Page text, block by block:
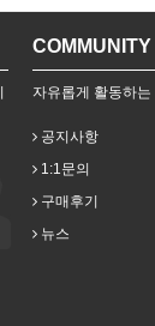
COMMUNITY
자유롭게 활동하
공지사항
1:1문의
구매후기
뉴스